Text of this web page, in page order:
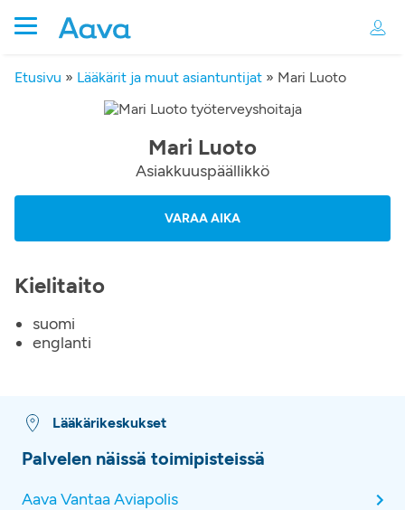
Etusivu » Lääkärit ja muut asiantuntijat » Mari Luoto
Mari Luoto
Asiakkuuspäällikkö
VARAA AIKA
Kielitaito
suomi
englanti
Lääkärikeskukset
Palvelen näissä toimipisteissä
Aava Vantaa Aviapolis